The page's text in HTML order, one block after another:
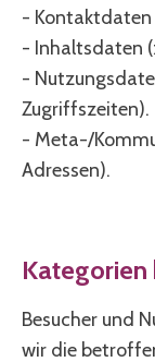
- Kontaktdaten
- Inhaltsdaten
-
Zugriffszeiten).
- Meta-/
Adressen).
Besucher und
wir die